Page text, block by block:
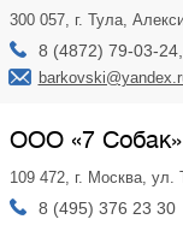
300 057, г. Тула,
8 (4872) 79-03-
ООО «7 Собак»
109 472, г. Москва, ул.
8 (495) 376 23 30